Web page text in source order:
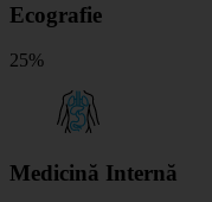
Ecografie
25%
Medicină Internă